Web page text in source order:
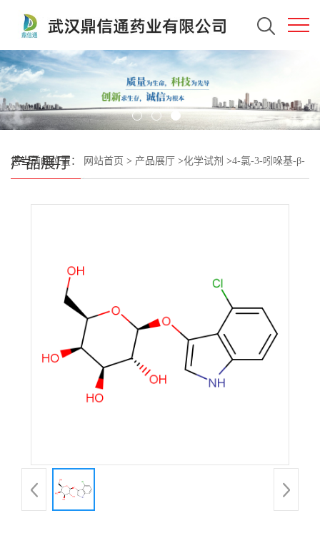
产品展厅
您当前的位置： 网站首页 > 产品展厅 >化学试剂 >4-氯-3-吲哚基-β-